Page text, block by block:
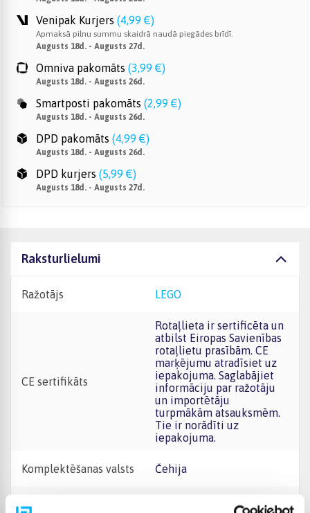
Venipak Kurjers (4,99 €)
Apmaksā pilnu summu skaidrā naudā piegādes brīdī.
Augusts 18d. - Augusts 27d.
Omniva pakomāts (3,99 €)
Augusts 18d. - Augusts 26d.
Smartposti pakomāts (2,99 €)
Augusts 18d. - Augusts 26d.
DPD pakomāts (4,99 €)
Augusts 18d. - Augusts 26d.
DPD kurjers (5,99 €)
Augusts 18d. - Augusts 27d.
Raksturlielumi
Ražotājs LEGO
CE sertifikāts
Rotaļlieta ir sertificēta un
atbilst Eiropas Savienības
rotaļlietu prasībām. CE
marķējumu atradīsiet uz
iepakojuma. Saglabājiet
informāciju par ražotāju
un importētāju
turpmākām atsauksmēm.
Tie ir norādīti uz
iepakojuma.
Komplektēšanas valsts Čehija
Augstums